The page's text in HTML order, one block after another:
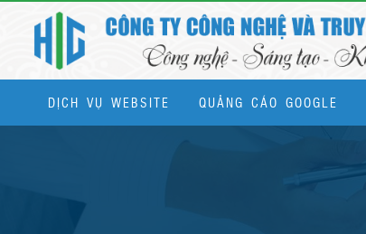
DỊCH VỤ WEBSITE QUẢNG CÁO GOOGLE